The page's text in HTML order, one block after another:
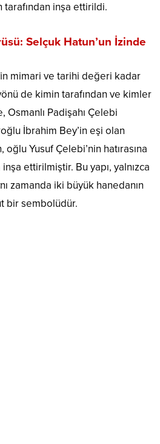
inşa ettirildi.
Selçuk Hatun’un İzinde
mimari ve tarihi değeri kadar
de kimin tarafından ve kimler
Osmanlı Padişahı Çelebi
İbrahim Bey’in eşi olan
Yusuf Çelebi’nin hatırasına
ettirilmiştir. Bu yapı, yalnızca
zamanda iki büyük hanedanın
bir sembolüdür.